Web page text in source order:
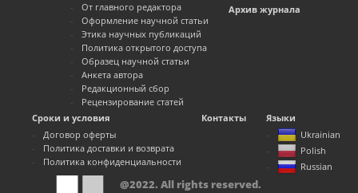
От главного редактора
Оформление научной статьи
Этика научных публикаций
Политика открытого доступа
Образец научной статьи
Анкета автора
Редакционный сбор
Рецензирование статей
Архив журнала
Сроки и условия
Договор оферты
Политика доставки и возврата
Политика конфиденциальности
Контакты
Языки
Ukrainian
Polish
Russian
@2022. All rights reserved.